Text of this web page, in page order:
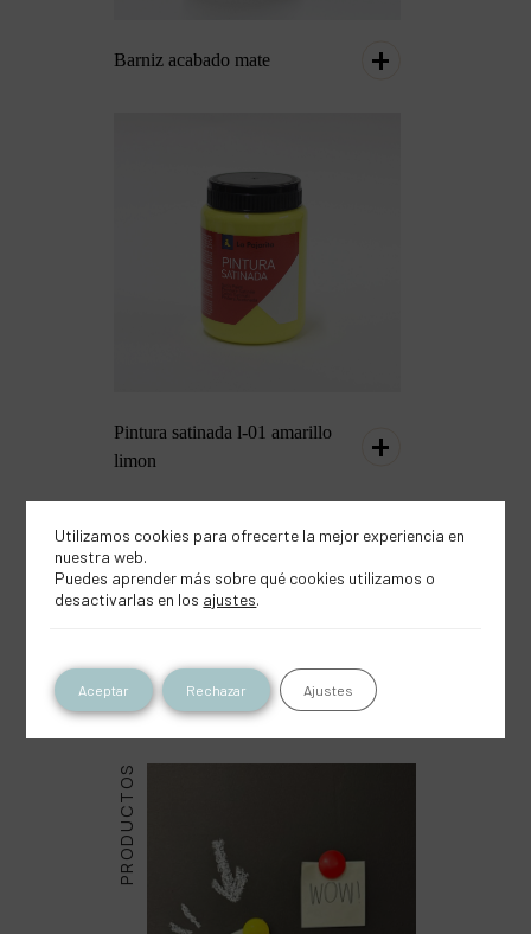
Barniz acabado mate
Pintura satinada l-01 amarillo
limon
Inspírate con este
producto
PRODUCTOS
Utilizamos cookies para ofrecerte la mejor experiencia en
nuestra web.
Puedes aprender más sobre qué cookies utilizamos o
desactivarlas en los ajustes.
Aceptar Rechazar Ajustes